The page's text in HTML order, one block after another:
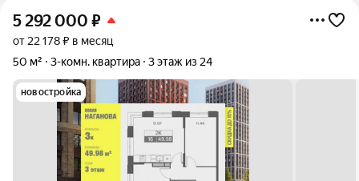
5 292 000 ₽
от 22 178 ₽ в месяц
50 м²
3-комн. квартира 3 этаж из 24
новостройка